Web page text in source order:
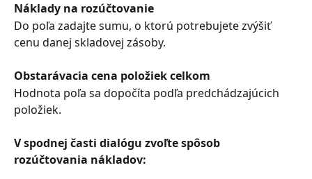
Náklady na rozúčtovanie
Do poľa zadajte sumu, o ktorú potrebujete zvýšiť
cenu danej skladovej zásoby.
Obstarávacia cena položiek celkom
Hodnota poľa sa dopočíta podľa predchádzajúcich
položiek.
V spodnej časti dialógu zvoľte spôsob
rozúčtovania nákladov: